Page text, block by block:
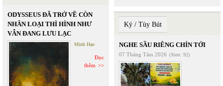
ODYSSEUS ĐÃ TRỞ VỀ CÒN
NHÂN LOẠI THÌ HÌNH NHƯ
VẪN ĐANG LƯU LẠC
Minh Hạo
Đọc
thêm
Ký / Tùy Bút
NGHE SẦU RIÊNG CHÍN TỚI
07 Tháng Tám 2026 (Xem: 92)